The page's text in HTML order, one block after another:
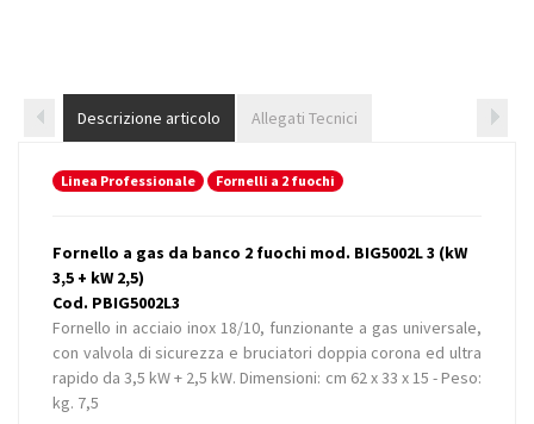
Descrizione articolo Allegati Tecnici
Linea Professionale Fornelli a 2 fuochi
Fornello a gas da banco 2 fuochi mod. BIG5002L 3 (kW
3,5 + kW 2,5)
Cod. PBIG5002L3
Fornello in acciaio inox 18/10, funzionante a gas universale,
con valvola di sicurezza e bruciatori doppia corona ed ultra
rapido da 3,5 kW + 2,5 kW. Dimensioni: cm 62 x 33 x 15 - Peso:
kg. 7,5